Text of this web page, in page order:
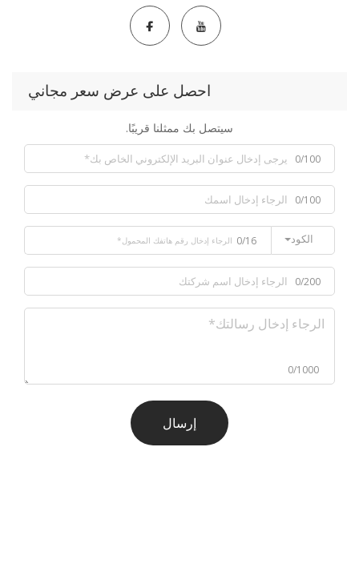
احصل على عرض سعر مجاني
سيتصل بك ممثلنا قريبًا.
0/16
إرسال